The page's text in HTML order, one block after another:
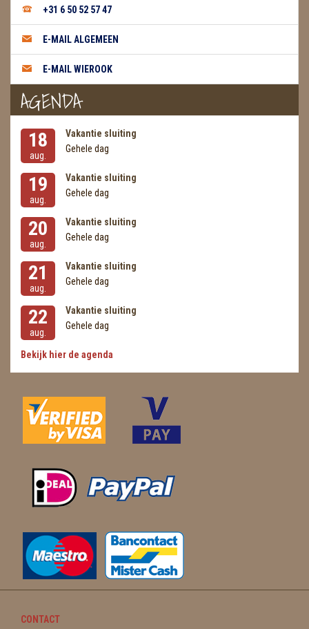
ZAKJES WATER ELIXERS
+31 6 50 52 57 47
E-MAIL ALGEMEEN
E-MAIL WIEROOK
AGENDA
18
aug.
Vakantie sluiting
Gehele dag
19
aug.
Vakantie sluiting
Gehele dag
20
aug.
Vakantie sluiting
Gehele dag
21
aug.
Vakantie sluiting
Gehele dag
22
aug.
Vakantie sluiting
Gehele dag
Bekijk hier de agenda
CONTACT